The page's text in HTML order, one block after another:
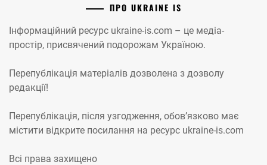
ПРО UKRAINE IS
Інформаційний ресурс ukraine-is.com – це медіа-
простір, присвячений подорожам Україною.
Перепублікація матеріалів дозволена з дозволу
редакції!
Перепублікація, після узгодження, обов’язково має
містити відкрите посилання на ресурс ukraine-is.com
Всі права захищено